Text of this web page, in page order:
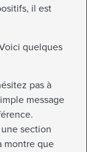
il est
quelques
pas à
message
section
montre que